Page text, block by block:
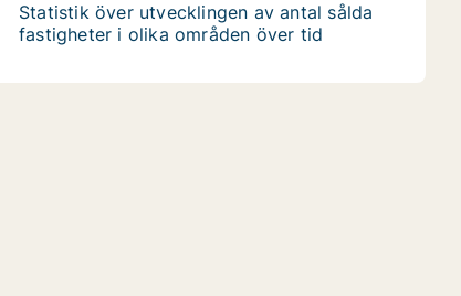
Statistik över utvecklingen av antal sålda
fastigheter i olika områden över tid